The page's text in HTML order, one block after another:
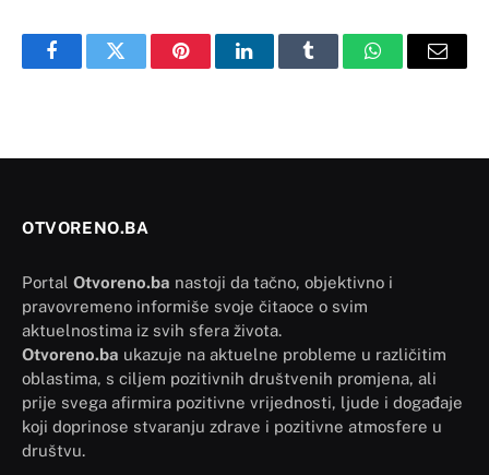
FacebookTwitter PinterestLinkedInTumblr WhatsAppEmail
OTVORENO.BA
Portal Otvoreno.ba nastoji da tačno, objektivno i
pravovremeno informiše svoje čitaoce o svim
aktuelnostima iz svih sfera života.
Otvoreno.ba ukazuje na aktuelne probleme u različitim
oblastima, s ciljem pozitivnih društvenih promjena, ali
prije svega afirmira pozitivne vrijednosti, ljude i događaje
koji doprinose stvaranju zdrave i pozitivne atmosfere u
društvu.